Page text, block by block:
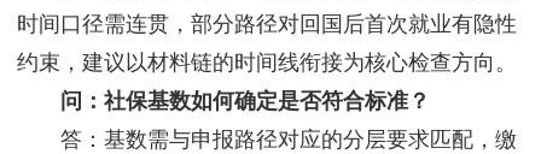
时间口径需连贯，部分路径对回国后首次就业有隐性
约束，建议以材料链的时间线衔接为核心检查方向。
问：社保基数如何确定是否符合标准？
答：基数需与申报路径对应的分层要求匹配，缴